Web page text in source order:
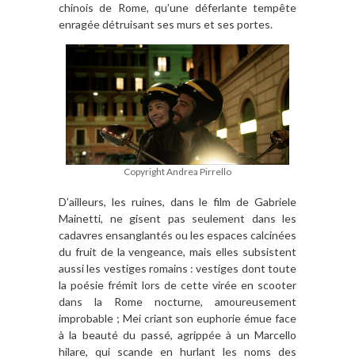
chinois de Rome, qu’une déferlante tempête
enragée détruisant ses murs et ses portes.
Copyright Andrea Pirrello
D’ailleurs, les ruines, dans le film de Gabriele
Mainetti, ne gisent pas seulement dans les
cadavres ensanglantés ou les espaces calcinées
du fruit de la vengeance, mais elles subsistent
aussi les vestiges romains : vestiges dont toute
la poésie frémit lors de cette virée en scooter
dans la Rome nocturne, amoureusement
improbable ; Mei criant son euphorie émue face
à la beauté du passé, agrippée à un Marcello
hilare, qui scande en hurlant les noms des